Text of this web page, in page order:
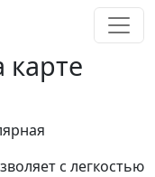
с легкостью